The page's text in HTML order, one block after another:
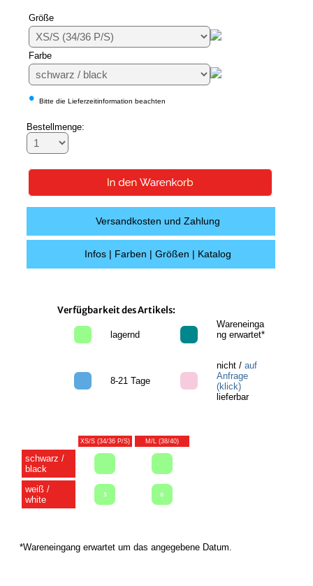
Größe
Farbe
• Bitte die Lieferzeitinformation beachten
Bestellmenge:
Versandkosten und Zahlung
Infos | Farben | Größen | Katalog
Verfügbarkeit des Artikels:
lagernd
Wareneinga
ng erwartet*
8-21 Tage
nicht /auf
Anfrage
(klick)
lieferbar
XS/S (34/36 P/S) M/L (38/40)
schwarz /
black
weiß /
white
5 6
*Wareneingang erwartet um das angegebene Datum.